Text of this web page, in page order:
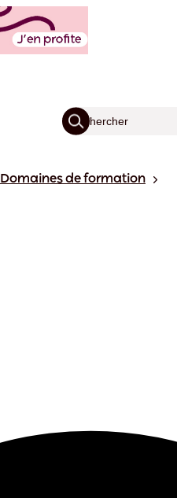
Domaines de formation